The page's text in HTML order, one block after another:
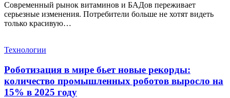
Современный рынок витаминов и БАДов переживает
серьезные изменения. Потребители больше не хотят видеть
только красивую…
Технологии
Роботизация в мире бьет новые рекорды:
количество промышленных роботов выросло на
15% в 2025 году